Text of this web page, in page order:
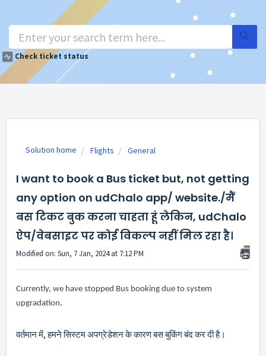
Check ticket status
Solution home Flights General
I want to book a Bus ticket but, not getting
any option on udChalo app/ website./मैं
बस टिकट बुक करना चाहता हूं लेकिन, udChalo
ऐप/वेबसाइट पर कोई विकल्प नहीं मिल रहा है।
Modified on: Sun, 7 Jan, 2024 at 7:12 PM
Currently, we have stopped Bus booking due to system
upgradation.
वर्तमान में, हमने सिस्टम अपग्रेडेशन के कारण बस बुकिंग बंद कर दी है।